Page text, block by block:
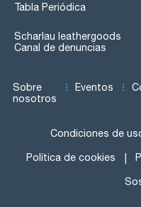
Tabla Periódica
Scharlau leathergoods
Canal de denuncias
Sobre
nosotros
Eventos
Condiciones de
Política de cookies